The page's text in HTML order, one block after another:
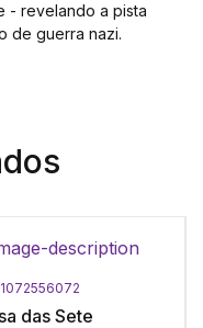
- revelando a pista
de guerra nazi.
das Sete